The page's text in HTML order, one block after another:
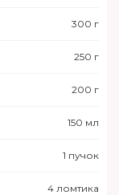
300 г
250 г
200 г
150 мл
1 пучок
4 ломтика